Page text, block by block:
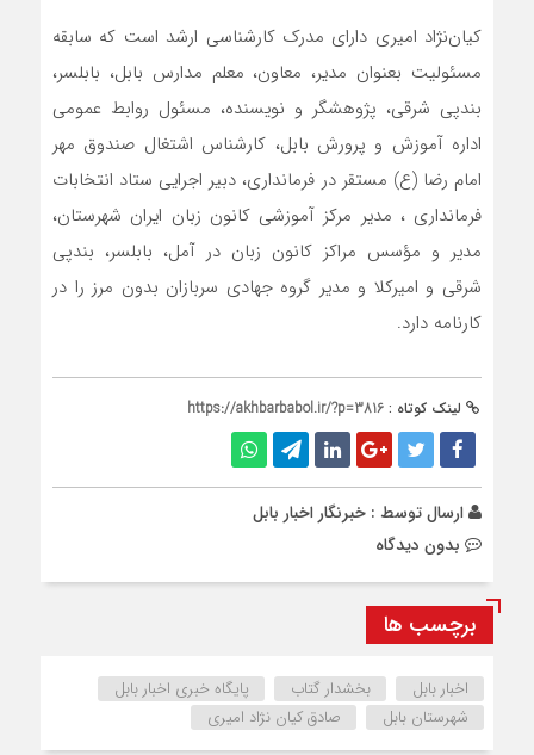
کیان‌نژاد امیری دارای مدرک کارشناسی ارشد است که سابقه
مسئولیت بعنوان مدیر، معاون، معلم مدارس بابل، بابلسر،
بندپی شرقی، پژوهشگر و نویسنده، مسئول روابط عمومی
اداره آموزش و پرورش بابل، کارشناس اشتغال صندوق مهر
امام رضا (ع) مستقر در فرمانداری، دبیر اجرایی ستاد انتخابات
فرمانداری ، مدیر مرکز آموزشی کانون زبان ایران شهرستان،
مدیر و مؤسس مراکز کانون‌ زبان در آمل، بابلسر، بندپی
شرقی و امیرکلا و مدیر گروه جهادی سربازان بدون مرز را در
کارنامه دارد.
لینک کوتاه : https://akhbarbabol.ir/?p=3816
ارسال توسط : خبرنگار اخبار بابل
بدون دیدگاه
برچسب ها
اخبار بابل بخشدار گتاب
پایگاه خبری اخبار بابل
شهرستان بابل
صادق کیان نژاد امیری